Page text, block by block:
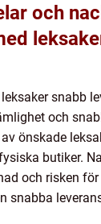
och
snabb
och
önskade
butiker.
och risken
snabba